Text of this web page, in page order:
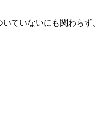
ていないにも関わらず